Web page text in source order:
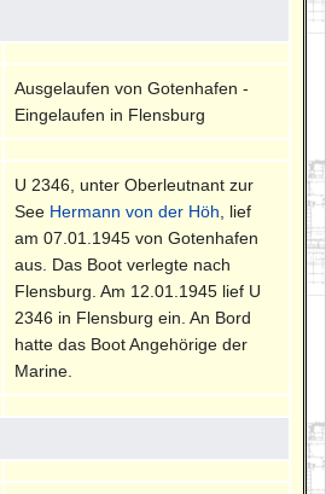
Ausgelaufen von Gotenhafen -
Eingelaufen in Flensburg
U 2346, unter Oberleutnant zur
See Hermann von der Höh , lief
am 07.01.1945 von Gotenhafen
aus. Das Boot verlegte nach
Flensburg. Am 12.01.1945 lief U
2346 in Flensburg ein. An Bord
hatte das Boot Angehörige der
Marine.